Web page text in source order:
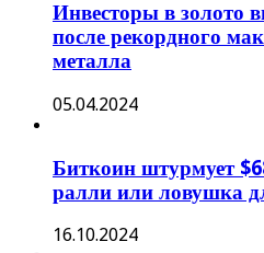
Инвесторы в золото
после рекордного
металла
05.04.2024
Биткоин штурмует
ралли или ловушка
16.10.2024